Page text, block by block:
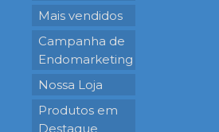
Mais vendidos
Campanha de
Endomarketing
Nossa Loja
Produtos em
Destaque